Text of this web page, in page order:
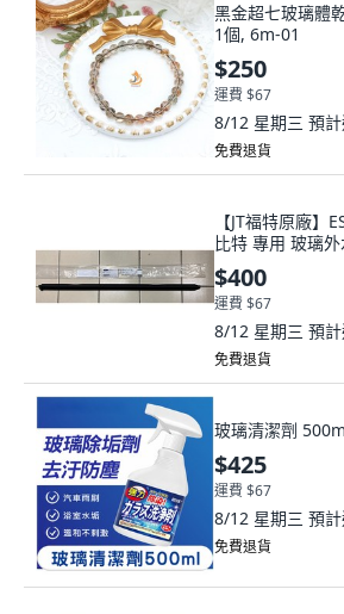
黑金超七玻璃體
1個, 6m-01
$250
運費 $67
8/12 星期三 預
免費退貨
【JT福特原廠】
比特 專用 玻璃
$400
運費 $67
8/12 星期三 預
免費退貨
玻璃清潔劑
$425
運費 $67
8/12 星期三 預
免費退貨